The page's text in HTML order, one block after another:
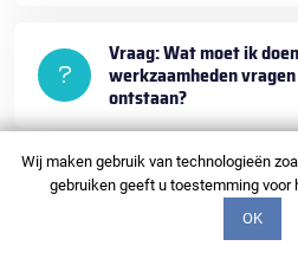
Vraag: Wat moet ik
werkzaamheden
ontstaan?
Wij maken gebruik van technologieën
gebruiken geeft u toestemming voor
OK